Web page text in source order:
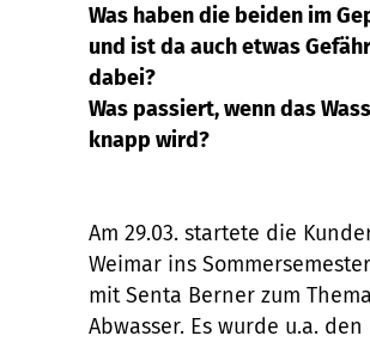
Was haben die beiden im
und ist da auch etwas
dabei?
Was passiert, wenn das
knapp wird?
Am 29.03. startete die
Weimar ins
mit Senta Berner zum Thema
Abwasser. Es wurde u.a. den